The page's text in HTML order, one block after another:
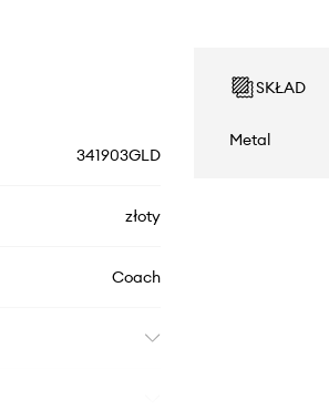
341903GLD
złoty
Coach
SKŁAD
Metal